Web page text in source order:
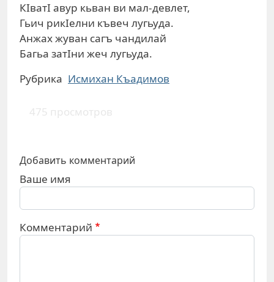
КIватI авур кьван ви мал-девлет,
Гьич рикIелни къвеч лугьуда.
Анжах жуван сагъ чандилай
Багьа затIни жеч лугьуда.
Рубрика Исмихан Къадимов
475 просмотров
Добавить комментарий
Ваше имя
Комментарий